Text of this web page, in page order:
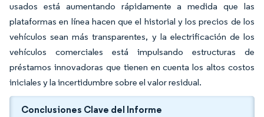
usados está aumentando rápidamente a medida que las
plataformas en línea hacen que el historial y los precios de los
vehículos sean más transparentes, y la electrificación de los
vehículos comerciales está impulsando estructuras de
préstamos innovadoras que tienen en cuenta los altos costos
iniciales y la incertidumbre sobre el valor residual.
Conclusiones Clave del Informe